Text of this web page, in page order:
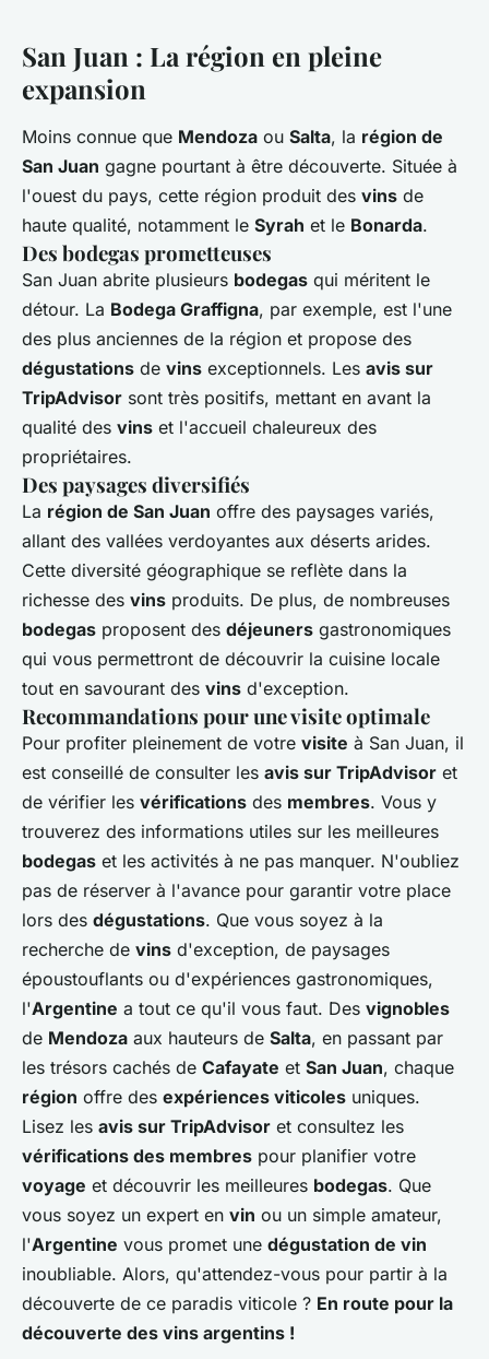
San Juan : La région en pleine
expansion
Moins connue que Mendoza ou Salta, la région de
San Juan gagne pourtant à être découverte. Située à
l'ouest du pays, cette région produit des vins de
haute qualité, notamment le Syrah et le Bonarda.
Des bodegas prometteuses
San Juan abrite plusieurs bodegas qui méritent le
détour. La Bodega Graffigna, par exemple, est l'une
des plus anciennes de la région et propose des
dégustations de vins exceptionnels. Les avis sur
TripAdvisor sont très positifs, mettant en avant la
qualité des vins et l'accueil chaleureux des
propriétaires.
Des paysages diversifiés
La région de San Juan offre des paysages variés,
allant des vallées verdoyantes aux déserts arides.
Cette diversité géographique se reflète dans la
richesse des vins produits. De plus, de nombreuses
bodegas proposent des déjeuners gastronomiques
qui vous permettront de découvrir la cuisine locale
tout en savourant des vins d'exception.
Recommandations pour une visite optimale
Pour profiter pleinement de votre visite à San Juan, il
est conseillé de consulter les avis sur TripAdvisor et
de vérifier les vérifications des membres. Vous y
trouverez des informations utiles sur les meilleures
bodegas et les activités à ne pas manquer. N'oubliez
pas de réserver à l'avance pour garantir votre place
lors des dégustations. Que vous soyez à la
recherche de vins d'exception, de paysages
époustouflants ou d'expériences gastronomiques,
l'Argentine a tout ce qu'il vous faut. Des vignobles
de Mendoza aux hauteurs de Salta, en passant par
les trésors cachés de Cafayate et San Juan, chaque
région offre des expériences viticoles uniques.
Lisez les avis sur TripAdvisor et consultez les
vérifications des membres pour planifier votre
voyage et découvrir les meilleures bodegas. Que
vous soyez un expert en vin ou un simple amateur,
l'Argentine vous promet une dégustation de vin
inoubliable. Alors, qu'attendez-vous pour partir à la
découverte de ce paradis viticole ? En route pour la
découverte des vins argentins !